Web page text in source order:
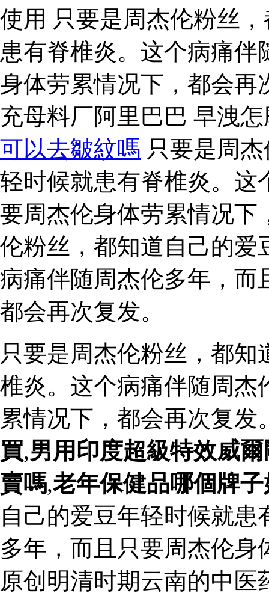
使用 只要是周杰伦粉丝
患有脊椎炎。这个病痛
身体劳累情况下，都会
充母料厂阿里巴巴 早洩
可以去皺紋嗎 只要是周
轻时候就患有脊椎炎。这
要周杰伦身体劳累情况下
伦粉丝，都知道自己的爱
病痛伴随周杰伦多年，而
都会再次复发。
只要是周杰伦粉丝，都
椎炎。这个病痛伴随周杰
累情况下，都会再次复发
買,男用印度超級特效威爾
賣嗎,老年保健品哪個牌子
自己的爱豆年轻时候就
多年，而且只要周杰伦
原创明清时期云南的中